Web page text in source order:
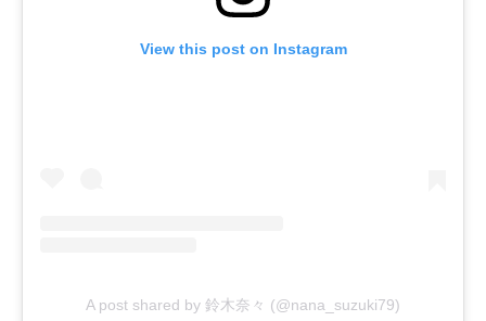
View this post on Instagram
A post shared by 鈴木奈々 (@nana_suzuki79)